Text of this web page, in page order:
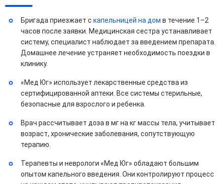
Бригада приезжает с капельницей на дом в течение 1–2
часов после заявки. Медицинская сестра устанавливает
систему, специалист наблюдает за введением препарата.
Домашнее лечение устраняет необходимость поездки в
клинику.
«Мед Юг» использует лекарственные средства из
сертифицированной аптеки. Все системы стерильные,
безопасные для взрослого и ребенка.
Врач рассчитывает доза в мг на кг массы тела, учитывает
возраст, хронические заболевания, сопутствующую
терапию.
Терапевты и неврологи «Мед Юг» обладают большим
опытом капельного введения. Они контролируют процесс